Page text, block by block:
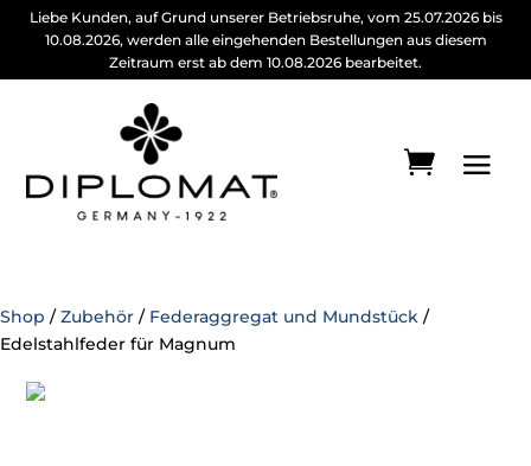
Liebe Kunden, auf Grund unserer Betriebsruhe, vom 25.07.2026 bis
10.08.2026, werden alle eingehenden Bestellungen aus diesem
Zeitraum erst ab dem 10.08.2026 bearbeitet.
Shop / Zubehör / Federaggregat und Mundstück /
Edelstahlfeder für Magnum